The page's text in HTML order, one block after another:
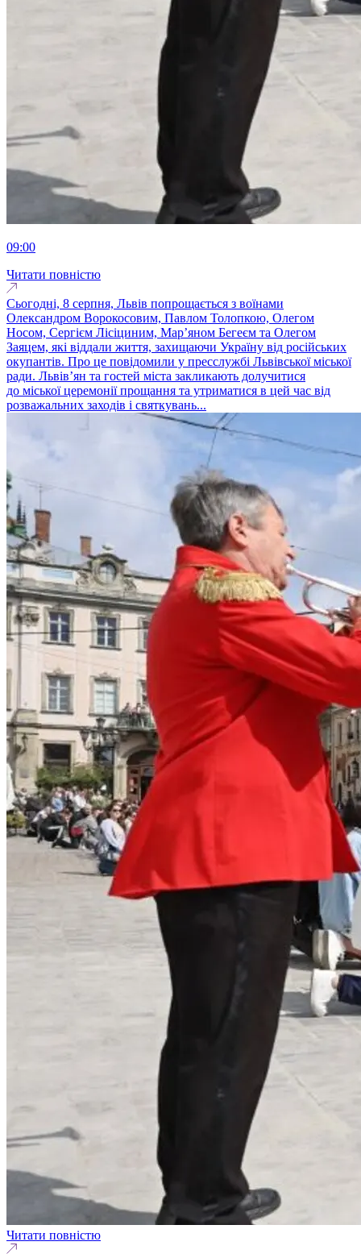
09:00
Читати повністю
Сьогодні, 8 серпня, Львів попрощається з воїнами
Олександром Ворокосовим, Павлом Толопкою, Олегом
Носом, Сергієм Лісіциним, Марʼяном Бегеєм та Олегом
Заяцем, які віддали життя, захищаючи Україну від російських
окупантів. Про це повідомили у пресслужбі Львівської міської
ради. Львів’ян та гостей міста закликають долучитися
до міської церемонії прощання та утриматися в цей час від
розважальних заходів і святкувань...
Читати повністю